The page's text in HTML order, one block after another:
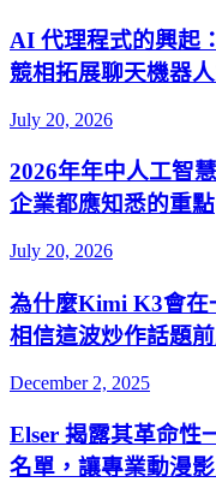
AI 代理程式的興起
競相拓展聊天機器
July 20, 2026
2026年年中人工智
企業都應知悉的重點
July 20, 2026
為什麼Kimi K3會
相信這波炒作話題
December 2, 2025
Elser 揭露其革命性
名單，讓專業動漫